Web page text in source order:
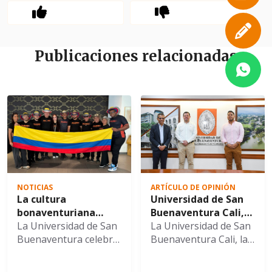
Publicaciones relacionadas
NOTICIAS
La cultura
bonaventuriana
cruzó fronteras con
la gira internacional
La Universidad de San
Buenaventura celebra
ARTÍCULO DE OPINIÓN
Universidad de San
Buenaventura Cali,
Alcaldía de Cali y
ACOPI fortalecen
La Universidad de San
Buenaventura Cali, la